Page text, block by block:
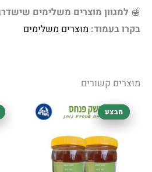
🍯 למגוון מוצרים משלימים
בקרו בעמוד: מוצרים משלימים
מוצרים קשורים
מבצע
מבצע
המחיר
המקורי
היה:
112.00 ₪.
המחיר
הנוכחי
105.00 ₪.